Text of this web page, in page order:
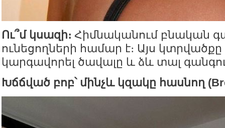
Ու՞մ կսազի։ Հիմնականում բնական
ունեցողների համար է։ Այս կտրվածքը
կարգավորել ծավալը և ձև տալ
Խճճված բոբ՝ մինչև կզակը հասնող